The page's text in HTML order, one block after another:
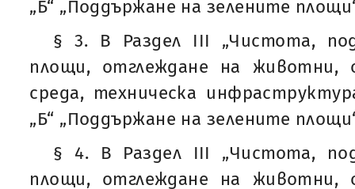
„Б“ „Поддържане на зелените
§ 3. В Раздел III „Чистота,
площи, отглеждане на животни,
среда, техническа
„Б“ „Поддържане на зелените
§ 4. В Раздел III „Чистота,
площи, отглеждане на животни,